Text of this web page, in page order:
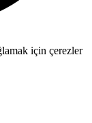
için çerezler